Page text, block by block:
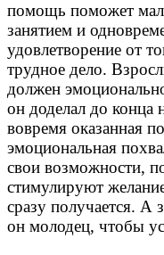
помощь поможет
занятием и
удовлетворение от
трудное дело.
должен
он доделал до конца
вовремя оказанная
эмоциональная
свои возможности,
стимулируют
сразу получается. А
он молодец, чтобы